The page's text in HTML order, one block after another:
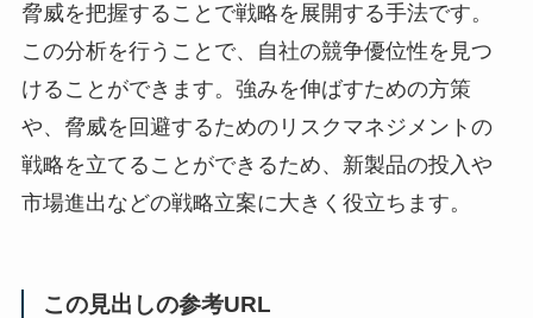
脅威を把握することで戦略を展開する手法です。
この分析を行うことで、自社の競争優位性を見つ
けることができます。強みを伸ばすための方策
や、脅威を回避するためのリスクマネジメントの
戦略を立てることができるため、新製品の投入や
市場進出などの戦略立案に大きく役立ちます。
この見出しの参考URL